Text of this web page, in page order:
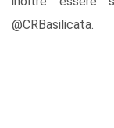
@CRBasilicata.